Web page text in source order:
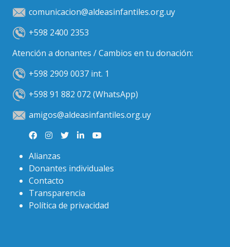
comunicacion@aldeasinfantiles.org.uy
+598 2400 2353
Atención a donantes / Cambios en tu donación:
+598 2909 0037 int. 1
+598 91 882 072 (WhatsApp)
amigos@aldeasinfantiles.org.uy
Alianzas
Donantes individuales
Contacto
Transparencia
Política de privacidad